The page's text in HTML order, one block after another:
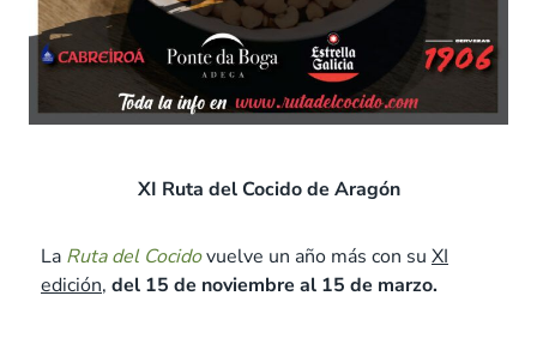
XI Ruta del Cocido de Aragón
La Ruta del Cocidovuelve un año más con su XI
edición, del 15 de noviembre al 15 de marzo.